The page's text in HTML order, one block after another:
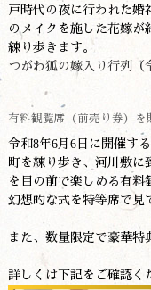
戸時代の夜に行われた婚
のメイクを施した花嫁が
練り歩きます。
つがわ狐の嫁入り行列（
有料観覧席（前売り券）を
令和8年6月6日に開催す
町を練り歩き、河川敷に
を目の前で楽しめる有料
幻想的な式を特等席で見
また、数量限定で豪華特
詳しくは下記をご確認く